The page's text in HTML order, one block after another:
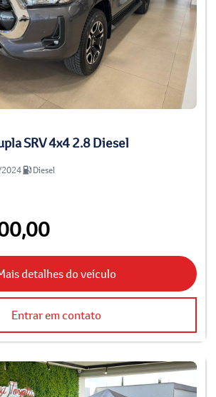
SRV 4x4 2.8 Diesel
Diesel
detalhes do veículo
Entrar em contato